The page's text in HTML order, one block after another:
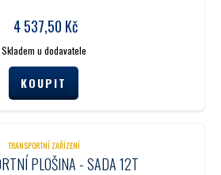
4 537,50 Kč
Skladem u dodavatele
TRANSPORTNÍ ZAŘÍZENÍ
PLOŠINA - SADA 12T